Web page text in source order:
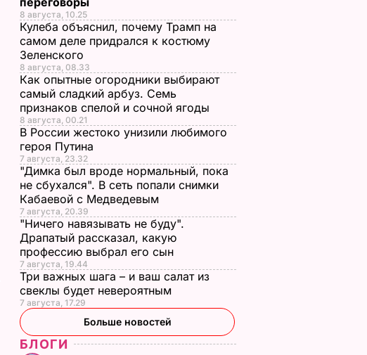
8 августа, 10.25
Кулеба объяснил, почему Трамп на
самом деле придрался к костюму
Зеленского
8 августа, 08.33
Как опытные огородники выбирают
самый сладкий арбуз. Семь
признаков спелой и сочной ягоды
8 августа, 00.21
В России жестоко унизили любимого
героя Путина
7 августа, 23.32
"Димка был вроде нормальный, пока
не сбухался". В сеть попали снимки
Кабаевой с Медведевым
7 августа, 20.39
"Ничего навязывать не буду".
Драпатый рассказал, какую
профессию выбрал его сын
7 августа, 19.44
Три важных шага – и ваш салат из
свеклы будет невероятным
7 августа, 17.29
Больше новостей
БЛОГИ